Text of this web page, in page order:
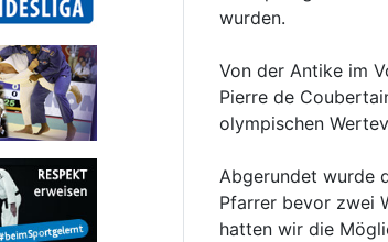
wurden.
Von der Antike im
Pierre de
olympischen
Abgerundet wurde
Pfarrer bevor zwei
hatten wir die